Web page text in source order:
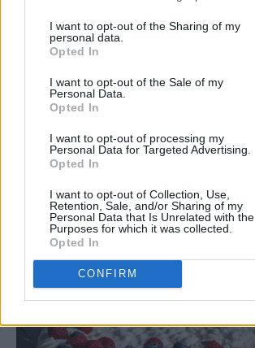
I want to opt-out of the Sharing of my
personal data.
Opted In
I want to opt-out of the Sale of my
Personal Data.
Opted In
I want to opt-out of processing my
Personal Data for Targeted Advertising.
Opted In
I want to opt-out of Collection, Use,
Retention, Sale, and/or Sharing of my
Personal Data that Is Unrelated with the
Purposes for which it was collected.
Opted In
CONFIRM